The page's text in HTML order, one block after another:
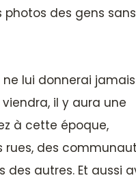
des gens sans
lui donnerai
il y aura une
à cette époque,
rues, des
autres. Et aussi